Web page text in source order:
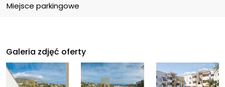
Miejsce parkingowe
Galeria zdjęć oferty